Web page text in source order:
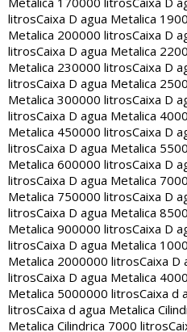
litrosCaixa D agua Metalica
Metalica 200000 litrosCaixa D
litrosCaixa D agua Metalica
Metalica 230000 litrosCaixa D
litrosCaixa D agua Metalica
Metalica 300000 litrosCaixa D
litrosCaixa D agua Metalica
Metalica 450000 litrosCaixa D
litrosCaixa D agua Metalica
Metalica 600000 litrosCaixa D
litrosCaixa D agua Metalica
Metalica 750000 litrosCaixa D
litrosCaixa D agua Metalica
Metalica 900000 litrosCaixa D
litrosCaixa D agua Metalica
Metalica 2000000 litrosCaixa D
litrosCaixa D agua Metalica
Metalica 5000000 litrosCaixa d
litrosCaixa d agua Metalica
Metalica Cilindrica 7000 litros